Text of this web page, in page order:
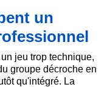
un
jeu trop technique,
groupe décroche en
qu'intégré. La